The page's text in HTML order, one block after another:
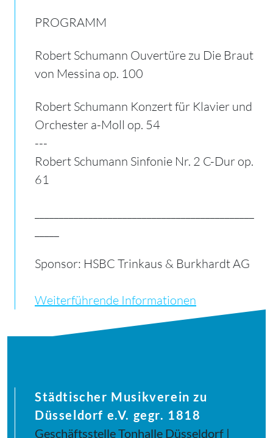
PROGRAMM
Robert Schumann Ouvertüre zu Die Braut
von Messina op. 100
Robert Schumann Konzert für Klavier und
Orchester a-Moll op. 54
---
Robert Schumann Sinfonie Nr. 2 C-Dur op.
61
Sponsor: HSBC Trinkaus & Burkhardt AG
Weiterführende Informationen
Städtischer Musikverein zu
Düsseldorf e.V. gegr. 1818
Geschäftsstelle Tonhalle Düsseldorf |